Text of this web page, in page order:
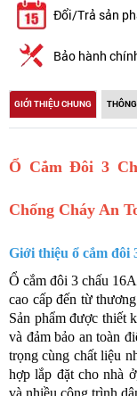
Đổi/Trả sản
Bảo hành
GIỚI THIỆU CHUNG
Ổ Cắm Đôi 3
Chống Cháy An
Giới thiệu ổ cắm đôi
Ổ cắm đôi 3 chấu
cao cấp đến từ
Sản phẩm được thiết
và đảm bảo an toàn
trọng cùng chất liệu
hợp lắp đặt cho nhà
và nhiều công trình